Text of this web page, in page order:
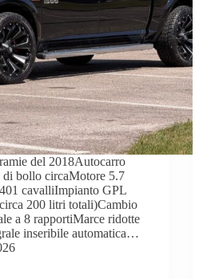
del 2018Autocarro
bollo circaMotore 5.7
cavalliImpianto GPL
200 litri totali)Cambio
a 8 rapportiMarce ridotte
inseribile automatica…